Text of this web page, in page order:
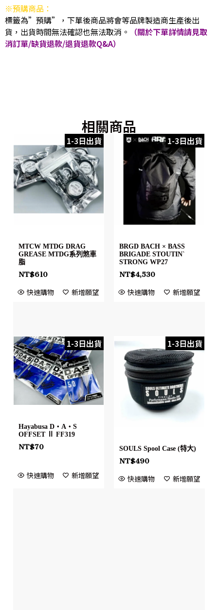
※預購商品：
標籤為”預購”，下單後商品將會等品牌製造商生產後出
貨，出貨時間無法確認也無法取消。
（關於下單詳情請見取
消訂單/缺貨退款/退貨退款Q&A）
相關商品
1-3日出貨
MTCW MTDG DRAG
GREASE MTDG系列煞車
脂
NT$610
快速購物 新增願望
1-3日出貨
BRGD BACH × BASS
BRIGADE STOUTIN`
STRONG WP27
NT$4,530
快速購物 新增願望
1-3日出貨
Hayabusa D・A・S
OFFSET Ⅱ FF319
NT$70
快速購物 新增願望
1-3日出貨
SOULS Spool Case (特大)
NT$490
快速購物 新增願望